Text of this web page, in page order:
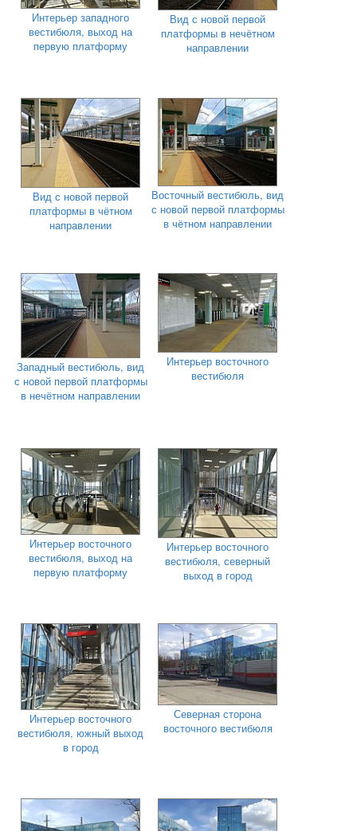
Интерьер западного
вестибюля, выход на
первую платформу
Вид с новой первой
платформы в нечётном
направлении
Вид с новой первой
платформы в чётном
направлении
Восточный вестибюль, вид
с новой первой платформы
в чётном направлении
Западный вестибюль, вид
с новой первой платформы
в нечётном направлении
Интерьер восточного
вестибюля
Интерьер восточного
вестибюля, выход на
первую платформу
Интерьер восточного
вестибюля, северный
выход в город
Интерьер восточного
вестибюля, южный выход
в город
Северная сторона
восточного вестибюля